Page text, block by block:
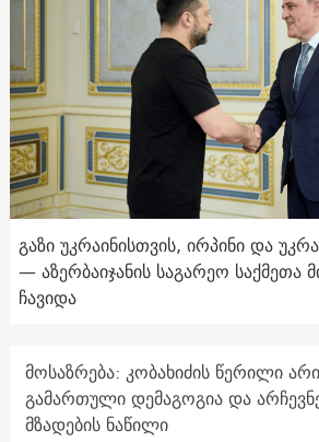
გაზი უკრაინისთვის, ირპინი და
— აზერბაიჯანის საგარეო საქმეთა
ჩავიდა
მოსაზრება: კობახიძის წერილი
გამართული დემაგოგია და
მზადების ნაწილი